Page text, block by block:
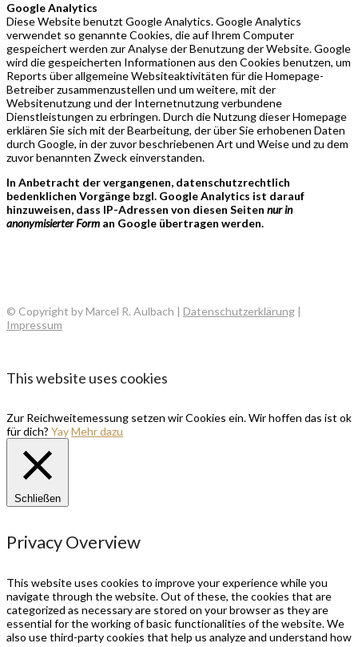
Google Analytics
Diese Website benutzt Google Analytics. Google Analytics
verwendet so genannte Cookies, die auf Ihrem Computer
gespeichert werden zur Analyse der Benutzung der Website. Google
wird die gespeicherten Informationen aus den Cookies benutzen, um
Reports über allgemeine Websiteaktivitäten für die Homepage-
Betreiber zusammenzustellen und um weitere, mit der
Websitenutzung und der Internetnutzung verbundene
Dienstleistungen zu erbringen. Durch die Nutzung dieser Homepage
erklären Sie sich mit der Bearbeitung, der über Sie erhobenen Daten
durch Google, in der zuvor beschriebenen Art und Weise und zu dem
zuvor benannten Zweck einverstanden.
In Anbetracht der vergangenen, datenschutzrechtlich
bedenklichen Vorgänge bzgl. Google Analytics ist darauf
hinzuweisen, dass IP-Adressen von diesen Seiten nur in
anonymisierter Form an Google übertragen werden.
© Copyright by Marcel R. Aulbach | Datenschutzerklärung |
Impressum
This website uses cookies
Zur Reichweitemessung setzen wir Cookies ein. Wir hoffen das ist ok
für dich? YayMehr dazu
Schließen
Privacy Overview
This website uses cookies to improve your experience while you
navigate through the website. Out of these, the cookies that are
categorized as necessary are stored on your browser as they are
essential for the working of basic functionalities of the website. We
also use third-party cookies that help us analyze and understand how